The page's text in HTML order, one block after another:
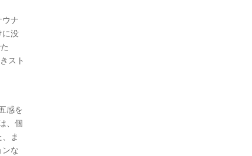
ウナ
に没
スト
感を
、個
ま
ンな